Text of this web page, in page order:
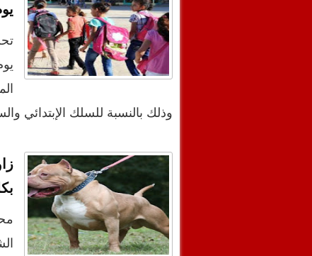
وذلك بالنسبة للسلك الإبتدائي